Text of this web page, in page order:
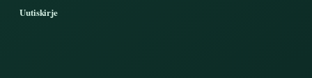
Uutiskirje